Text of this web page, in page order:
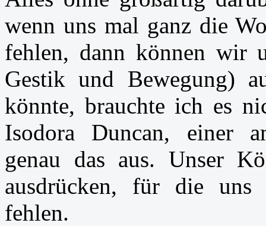
wenn uns mal ganz die
fehlen, dann können wir
Gestik und Bewegung)
könnte, brauchte ich es
Isodora Duncan, einer
genau das aus. Unser
ausdrücken, für die uns
fehlen.